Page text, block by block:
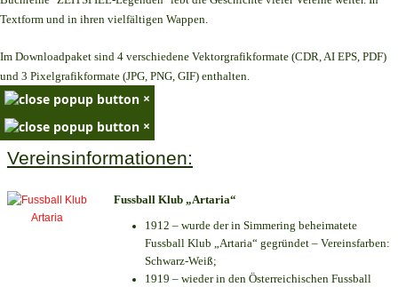
Textform und in ihren vielfältigen Wappen.
Im Downloadpaket sind 4 verschiedene Vektorgrafikformate (CDR, AI EPS, PDF)
und 3 Pixelgrafikformate (JPG, PNG, GIF) enthalten.
×
×
Vereinsinformationen:
Fussball Klub „Artaria“
1912 – wurde der in Simmering beheimatete
Fussball Klub „Artaria“ gegründet – Vereinsfarben:
Schwarz-Weiß;
1919 – wieder in den Österreichischen Fussball